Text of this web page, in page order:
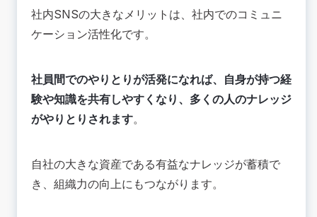
社内SNSの大きなメリットは、社内でのコミュニ
ケーション活性化です。
社員間でのやりとりが活発になれば、自身が持つ経
験や知識を共有しやすくなり、多くの人のナレッジ
がやりとりされます。
自社の大きな資産である有益なナレッジが蓄積で
き、組織力の向上にもつながります。